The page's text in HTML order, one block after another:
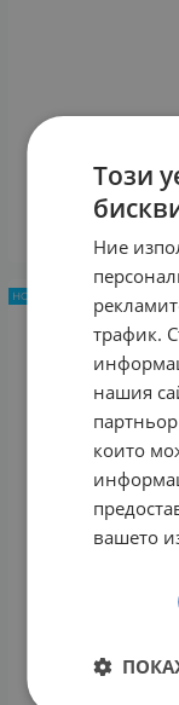
НОВ ПРОДУКТ
Този
Ние
трафик.
нашия
които
вашето